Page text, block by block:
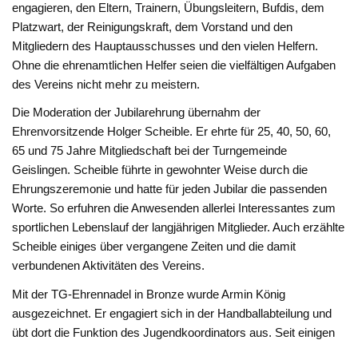
engagieren, den Eltern, Trainern, Übungsleitern, Bufdis, dem
Platzwart, der Reinigungskraft, dem Vorstand und den
Mitgliedern des Hauptausschusses und den vielen Helfern.
Ohne die ehrenamtlichen Helfer seien die vielfältigen Aufgaben
des Vereins nicht mehr zu meistern.
Die Moderation der Jubilarehrung übernahm der
Ehrenvorsitzende Holger Scheible. Er ehrte für 25, 40, 50, 60,
65 und 75 Jahre Mitgliedschaft bei der Turngemeinde
Geislingen. Scheible führte in gewohnter Weise durch die
Ehrungszeremonie und hatte für jeden Jubilar die passenden
Worte. So erfuhren die Anwesenden allerlei Interessantes zum
sportlichen Lebenslauf der langjährigen Mitglieder. Auch erzählte
Scheible einiges über vergangene Zeiten und die damit
verbundenen Aktivitäten des Vereins.
Mit der TG-Ehrennadel in Bronze wurde Armin König
ausgezeichnet. Er engagiert sich in der Handballabteilung und
übt dort die Funktion des Jugendkoordinators aus. Seit einigen